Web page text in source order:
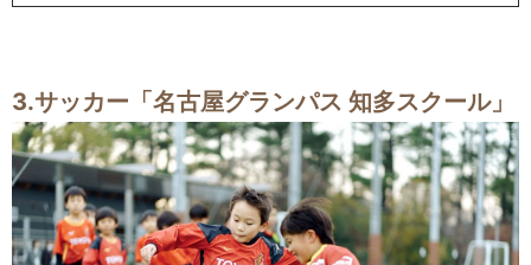
3.サッカー「名古屋グランパス 知多スクール」